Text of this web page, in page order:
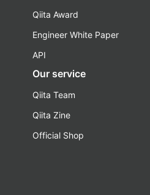
Qiita Award
Engineer White Paper
API
Our service
Qiita Team
Qiita Zine
Official Shop